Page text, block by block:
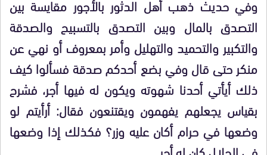
وفي حديث ذهب أهل الدثور بالأجور مقايسة بين
التصدق بالمال وبين التصدق بالتسبيح والصدقة
والتكبير والتحميد والتهليل وأمر بمعروف أو نهي عن
منكر حتى قال وفي بضع أحدكم صدقة فسألوا كيف
ذلك أيأتي أحدنا شهوته ويكون له فيها أجر، فشرح
بقياس يجعلهم يفهمون ويقتنعون فقال: أرأيتم لو
وضعها في حرام أكان عليه وزر؟ فكذلك إذا وضعها